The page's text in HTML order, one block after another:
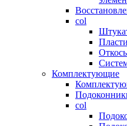
col
Комплектующие
col